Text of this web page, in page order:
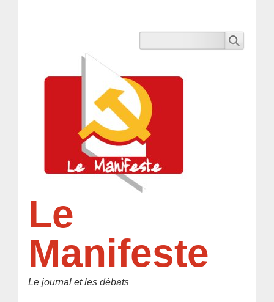
Le
Manifeste
Le journal et les débats